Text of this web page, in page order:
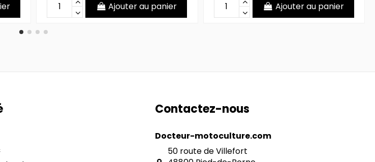
Ajouter au panier Ajouter au panier
Contactez-nous
Docteur-motoculture.com
50 route de Villefort